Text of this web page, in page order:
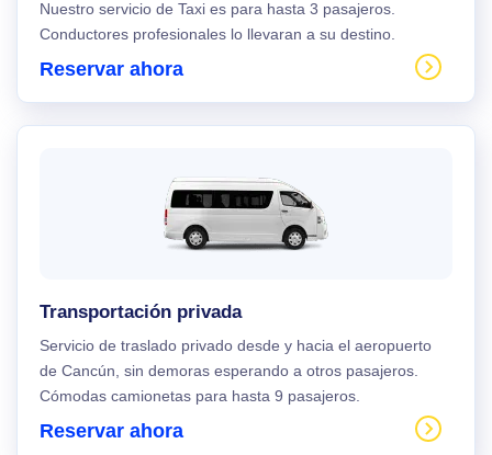
Nuestro servicio de Taxi es para hasta 3 pasajeros.
Conductores profesionales lo llevaran a su destino.
Reservar ahora
Transportación privada
Servicio de traslado privado desde y hacia el aeropuerto
de Cancún, sin demoras esperando a otros pasajeros.
Cómodas camionetas para hasta 9 pasajeros.
Reservar ahora